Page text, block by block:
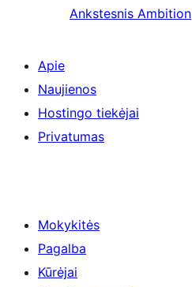
Ankstesnis Ambition
Apie
Naujienos
Hostingo tiekėjai
Privatumas
Mokykitės
Pagalba
Kūrėjai